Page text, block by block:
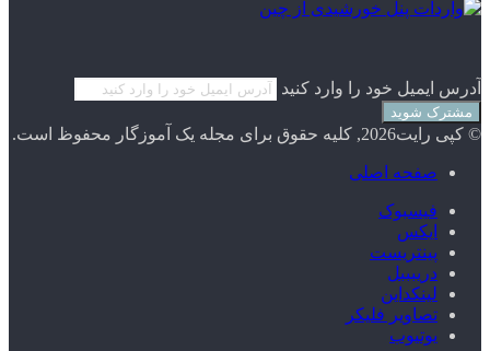
آدرس ایمیل خود را وارد کنید
© کپی رایت2026, کلیه حقوق برای مجله یک آموزگار محفوظ است.
صفحه اصلی
فیسبوک
ایکس
پینتریست
دریبببل
لینکداین
تصاویر فلیکر
یوتیوب